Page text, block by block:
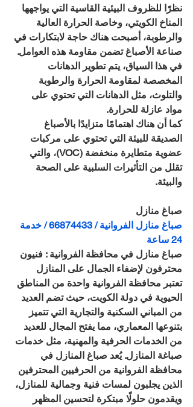
نظرًا للظروف البيئية القاسية التي يواجهها
المناخ الكويتي، وخاصة الحرارة العالية
والرطوبة، أصبحت هناك حاجة لابتكارات في
صناعة الأصباغ تضمن مقاومة هذه العوامل.
في هذا السياق، يتم تطوير الدهانات
المخصصة لمقاومة الحرارة والرطوبة
والتلوث، مثل الدهانات التي تحتوي على
مواد عازلة للحرارة.
كما أن هناك اهتمامًا متزايدًا بالأصباغ
الصديقة للبيئة التي تحتوي على مركبات
عضوية متطايرة منخفضة (VOC)، والتي
تقلل من التأثيرات السلبية على الصحة
والبيئة.
صباغ منازل
صباغ منازل الفروانية / 66874433 / خدمة
24 ساعة
صباغ منازل في محافظة الفروانية : فنيون
محترفون لإضفاء الجمال على المنازل
تعتبر محافظة الفروانية واحدة من المناطق
الحيوية في دولة الكويت، حيث تضم العديد
من المباني السكنية والتجارية التي تتميز
بتنوعها المعماري، مما يفتح المجال للعديد
من الخدمات الحرفية والمهنية، مثل خدمات
صباغة المنازل. يُعد صباغ المنازل في
محافظة الفروانية من الحرفيين المحترفين
الذين يجلبون لمسات فنية وجمالية للمنازل،
ويقدمون حلولًا مبتكرة لتحسين المظهر